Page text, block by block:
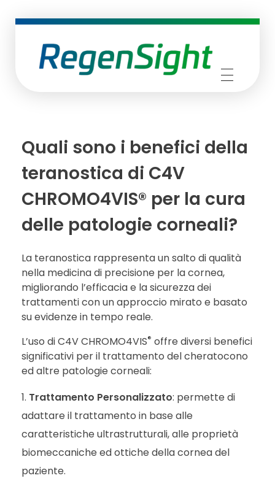
Quali sono i benefici della
teranostica di C4V
CHROMO4VIS® per la cura
delle patologie corneali?
La teranostica rappresenta un salto di qualità
nella medicina di precisione per la cornea,
migliorando l’efficacia e la sicurezza dei
trattamenti con un approccio mirato e basato
su evidenze in tempo reale.
L’uso di C4V CHROMO4VIS® offre diversi benefici
significativi per il trattamento del cheratocono
ed altre patologie corneali:
Trattamento Personalizzato: permette di
adattare il trattamento in base alle
caratteristiche ultrastrutturali, alle proprietà
biomeccaniche ed ottiche della cornea del
paziente.